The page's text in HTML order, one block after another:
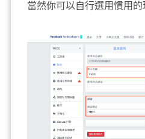
當然你可以自行選用慣用的